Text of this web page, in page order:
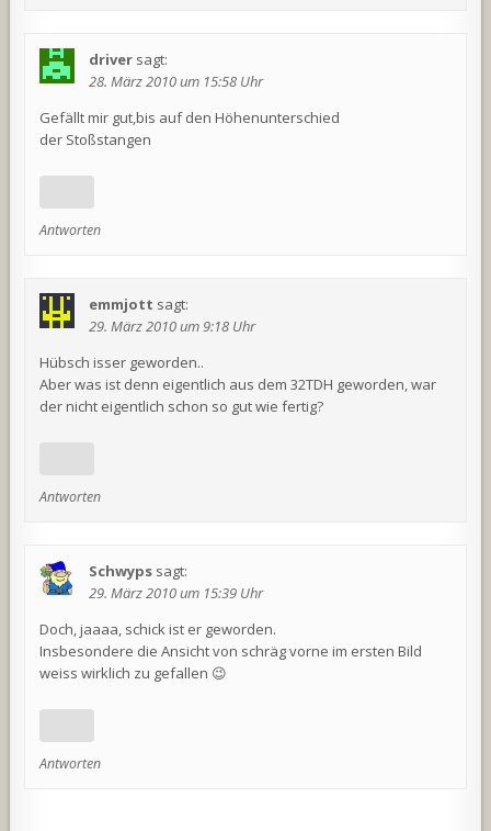
driver sagt:
28. März 2010 um 15:58 Uhr
Gefällt mir gut,bis auf den Höhenunterschied
der Stoßstangen
Antworten
emmjott sagt:
29. März 2010 um 9:18 Uhr
Hübsch isser geworden..
Aber was ist denn eigentlich aus dem 32TDH geworden, war
der nicht eigentlich schon so gut wie fertig?
Antworten
Schwyps sagt:
29. März 2010 um 15:39 Uhr
Doch, jaaaa, schick ist er geworden.
Insbesondere die Ansicht von schräg vorne im ersten Bild
weiss wirklich zu gefallen 😉
Antworten